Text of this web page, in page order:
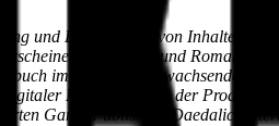
und Lizensierung von Inhalten, die
Rätsel- und Romanhefte.
im Angebot. Im wachsenden
Medien. Neben der Produktion
Game-Publisher "Daedalic